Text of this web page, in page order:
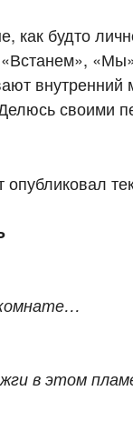
как будто
«Встанем»,
своими
опубликовал
в этом